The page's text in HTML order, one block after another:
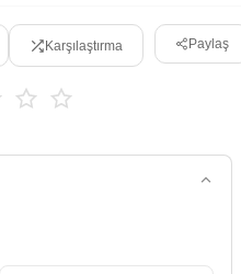
Karşılaştırma Paylaş